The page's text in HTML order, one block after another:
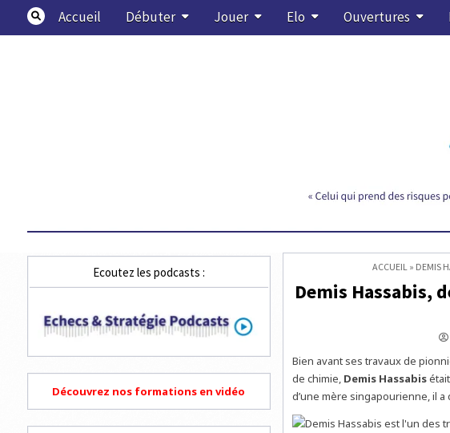
content
Accueil Débuter Jouer Elo Ouvertures
ACCUEIL » DEMIS
Demis Hassabis,
Bien avant ses travaux de
de chimie, Demis Hassabisétait
d’une mère singapourienne, il a
Ecoutez les podcasts :
Découvrez nos formations en vidéo